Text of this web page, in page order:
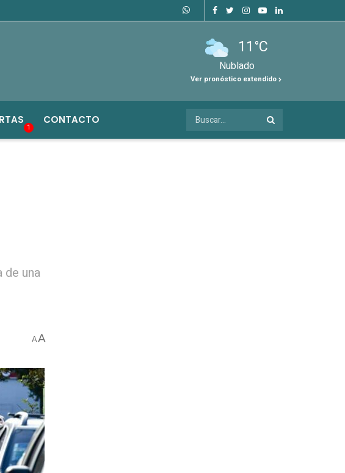
11°C
Nublado
Ver pronóstico extendido
1
CONTACTO
una
AA